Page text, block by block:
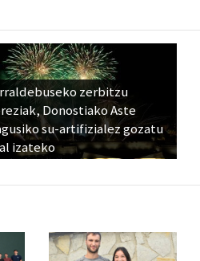
zerbitzu
Donostiako Aste
su-artifizialez gozatu
izateko